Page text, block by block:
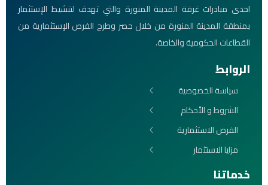
احدى مبادرات غرفة المدينة المنورة والتي تهدف لتنشيط الإستثمار
بمنطقة المدينة المنورة من خلال حصر وطرح الفرص الإستثمارية من
القطاعات الحكومية والخاصة.
الروابط
سياسة الخصوصية
الشروط و الأحكام
الفرص الاستثمارية
مزايا الاستثمار
خدماتنا